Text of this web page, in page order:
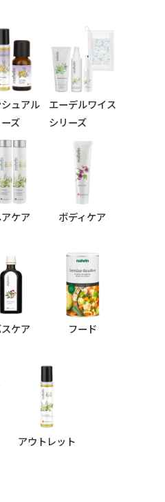
ュアル
ズ
エーデルワイス
シリーズ
ケア ボディケア
ケア フード
アウトレット